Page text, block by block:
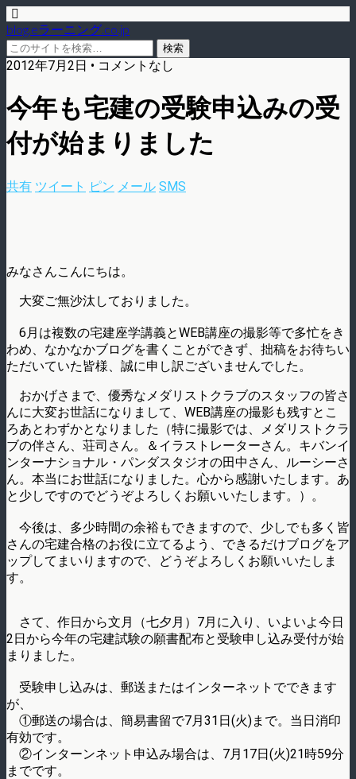
blog.eラーニング.co.jp
2012年7月2日 • コメントなし
今年も宅建の受験申込みの受
付が始まりました
共有 ツイート ピン メール SMS
みなさんこんにちは。
大変ご無沙汰しておりました。
6月は複数の宅建座学講義とWEB講座の撮影等で多忙をき
わめ、なかなかブログを書くことができず、拙稿をお待ちい
ただいていた皆様、誠に申し訳ございませんでした。
おかげさまで、優秀なメダリストクラブのスタッフの皆さ
んに大変お世話になりまして、WEB講座の撮影も残すとこ
ろあとわずかとなりました（特に撮影では、メダリストクラ
ブの伴さん、荘司さん。＆イラストレーターさん。キバンイ
ンターナショナル・パンダスタジオの田中さん、ルーシーさ
ん。本当にお世話になりました。心から感謝いたします。あ
と少しですのでどうぞよろしくお願いいたします。）。
今後は、多少時間の余裕もできますので、少しでも多く皆
さんの宅建合格のお役に立てるよう、できるだけブログをア
ップしてまいりますので、どうぞよろしくお願いいたしま
す。
さて、作日から文月（七夕月）7月に入り、いよいよ今日
2日から今年の宅建試験の願書配布と受験申し込み受付が始
まりました。
受験申し込みは、郵送またはインターネットでできます
が、
①郵送の場合は、簡易書留で7月31日(火)まで。当日消印
有効です。
②インターンネット申込み場合は、7月17日(火)21時59分
までです。